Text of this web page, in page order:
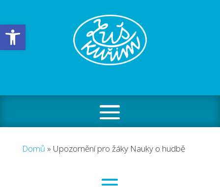
Open toolbar
Domů » Upozornění pro žáky Nauky o hudbě